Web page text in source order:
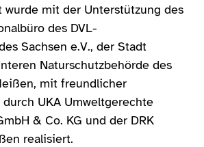
wurde mit der Unterstützung des
des DVL-
Sachsen e.V., der Stadt
Naturschutzbehörde des
mit freundlicher
UKA Umweltgerechte
& Co. KG und der DRK
realisiert.